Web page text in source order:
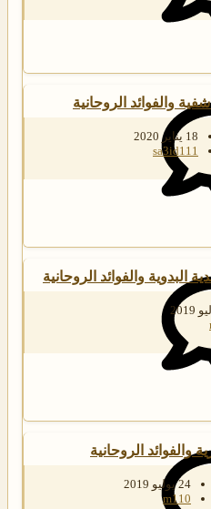
والفوائد الروحانية
18 يناير 2020
sa3id111
البدوية والفوائد الروحانية
والفوائد الروحانية
24 يوليو 2019
m110